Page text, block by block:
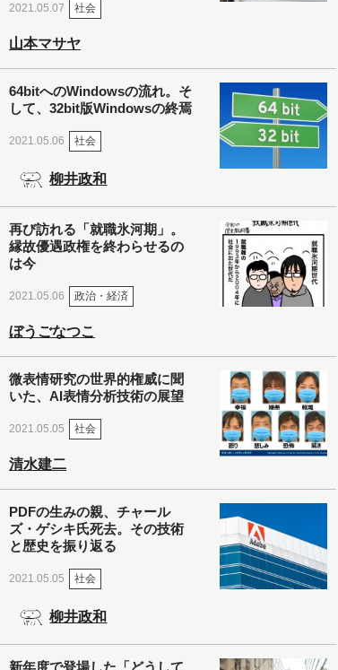
2021.05.07 社会
山本マサヤ
64bitへのWindowsの流れ。そ
して、32bit版Windowsの終焉
2021.05.06 社会
柳井政和
再び訪れる「就職氷河期」。
縁故優遇政権を終わらせるの
は今
2021.05.06 政治・経済
ぼうごなつこ
微表情研究の世界的権威に聞
いた、AI表情分析技術の展望
2021.05.05 社会
清水建二
PDFの生みの親、チャール
ズ・ゲシキ氏死去。その技術
と歴史を振り返る
2021.05.05 社会
柳井政和